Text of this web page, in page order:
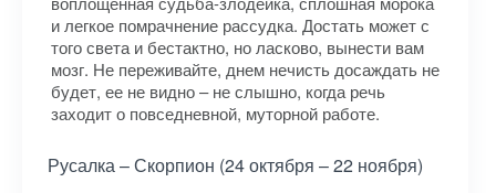
и легкое помрачнение рассудка. Достать может с
того света и бестактно, но ласково, вынести вам
мозг. Не переживайте, днем нечисть досаждать не
будет, ее не видно – не слышно, когда речь
заходит о повседневной, муторной работе.
Русалка – Скорпион (24 октября – 22 ноября)